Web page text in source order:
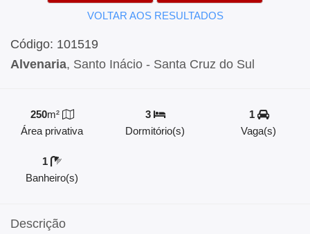
VOLTAR AOS RESULTADOS
Código: 101519
Alvenaria, Santo Inácio - Santa Cruz do Sul
250m²
Área privativa
3
Dormitório(s)
1
Vaga(s)
1
Banheiro(s)
Descrição